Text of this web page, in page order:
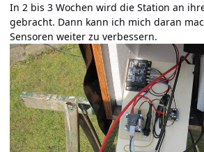
In 2 bis 3 Wochen wird die Station an
gebracht. Dann kann ich mich daran
Sensoren weiter zu verbessern.